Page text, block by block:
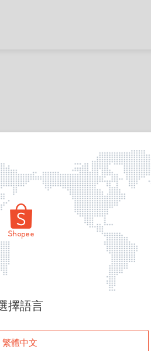
面無法顯示
登入
擇語言
繁體中文